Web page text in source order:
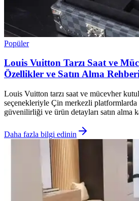
Popüler
Louis Vuitton Tarzı Saat ve
Özellikler ve Satın Alma
Louis Vuitton tarzı saat ve mücevher
seçenekleriyle Çin merkezli platformlarda
güvenilirliği ve ürün detayları satın alma
Daha fazla bilgi edinin